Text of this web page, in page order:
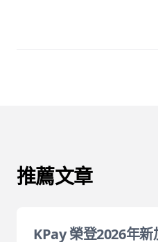
推薦文章
KPay 榮登2026年